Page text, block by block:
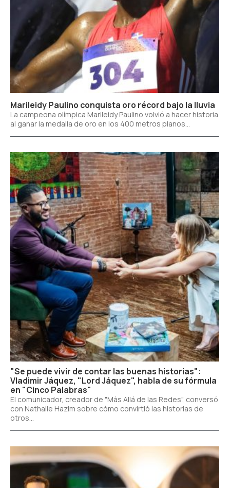
Marileidy Paulino conquista oro récord bajo la lluvia
La campeona olímpica Marileidy Paulino volvió a hacer historia
al ganar la medalla de oro en los 400 metros planos...
"Se puede vivir de contar las buenas historias":
Vladimir Jáquez, "Lord Jáquez", habla de su fórmula
en "Cinco Palabras"
El comunicador, creador de "Más Allá de las Redes", conversó
con Nathalie Hazim sobre cómo convirtió las historias de
otros...